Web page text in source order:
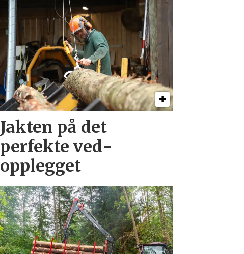
Jakten på det
perfekte ved­
opplegget